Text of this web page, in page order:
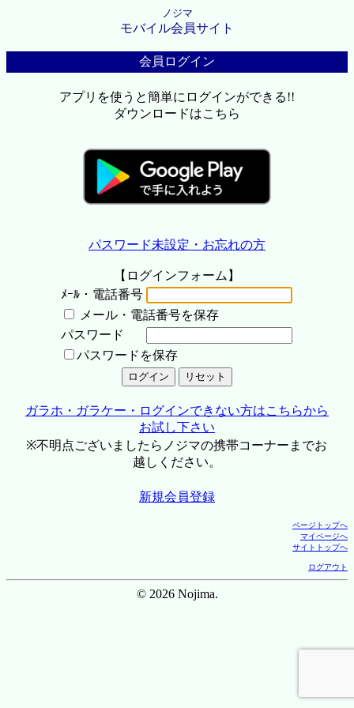
ノジマ
モバイル会員サイト
会員ログイン
アプリを使うと簡単にログインができる!!
ダウンロードはこちら
パスワード未設定・お忘れの方
【ログインフォーム】
ﾒｰﾙ・電話番号
メール・電話番号を保存
パスワード
パスワードを保存
ガラホ・ガラケー・ログインできない方はこちらから
お試し下さい
※不明点ございましたらノジマの携帯コーナーまでお
越しください。
新規会員登録
ページトップへ
マイページへ
サイトトップへ
ログアウト
© 2026 Nojima.